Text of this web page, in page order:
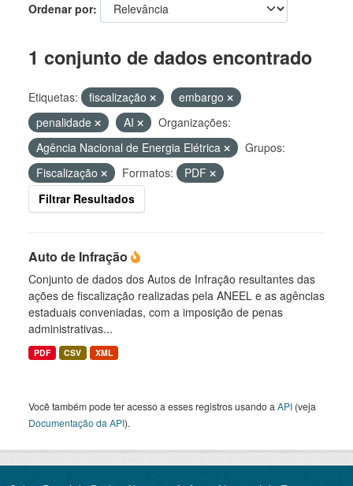
Ordenar por
1 conjunto de dados encontrado
Etiquetas: fiscalização
embargo
penalidade
AI
Organizações:
Agência Nacional de Energia Elétrica
Grupos:
Fiscalização
Formatos:
PDF
Filtrar Resultados
Auto de Infração
Conjunto de dados dos Autos de Infração resultantes das
ações de fiscalização realizadas pela ANEEL e as agências
estaduais conveniadas, com a imposição de penas
administrativas...
PDF CSV XML
Você também pode ter acesso a esses registros usando a API (veja
Documentação da API).